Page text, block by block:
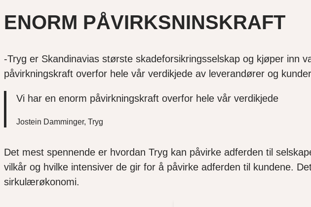
ENORM PÅVIRKSNINSKRAFT
-Tryg er Skandinavias største skadeforsikringsselskap og kjøper inn
påvirkningskraft overfor hele vår verdikjede av leverandører og
Vi har en enorm påvirkningskraft overfor hele vår verdikjede
Jostein Damminger, Tryg
Det mest spennende er hvordan Tryg kan påvirke adferden til
vilkår og hvilke intensiver de gir for å påvirke adferden til kundene.
sirkulærøkonomi.